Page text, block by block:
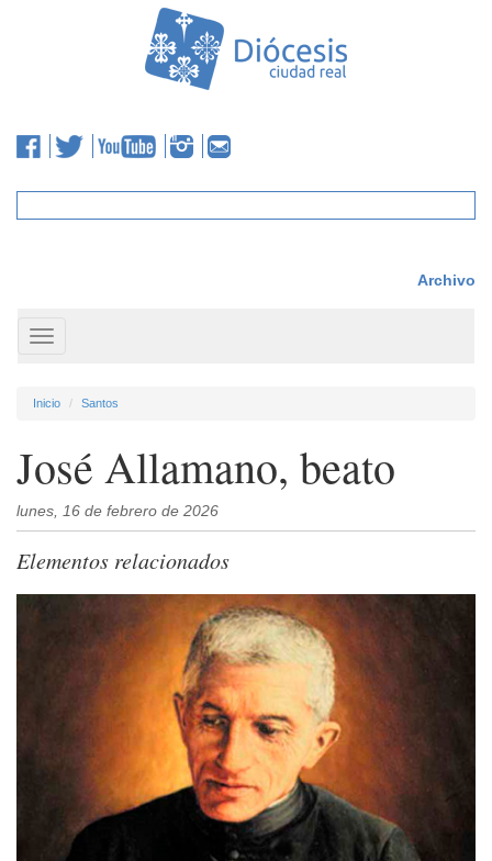
Archivo
Toggle
navigation
Inicio Santos
José Allamano, beato
lunes, 16 de febrero de 2026
Elementos relacionados